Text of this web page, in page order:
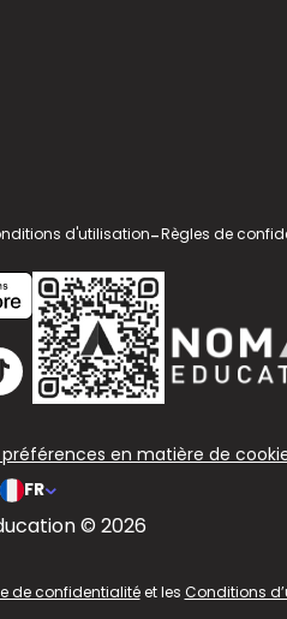
d'utilisation-Règles de
en matière de
FR
© 2026
de confidentialitéet les Conditions